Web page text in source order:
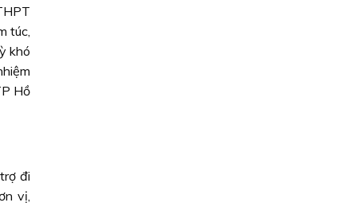
túc,
khó
Hồ
đi
vị,